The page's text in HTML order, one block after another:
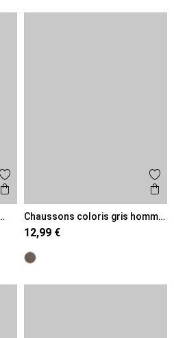
Ajouter aux favoris
Aperçu rapide
Chaussons coloris gris homme
(40-45)
12,99 €